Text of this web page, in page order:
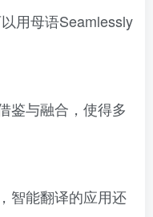
用母语Seamlessly
鉴与融合，使得多
智能翻译的应用还